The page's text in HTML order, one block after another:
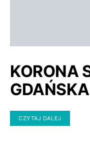
KORONA
GDAŃSKA
CZYTAJ DALEJ